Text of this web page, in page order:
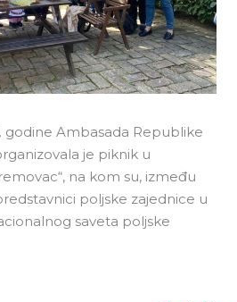
godine Ambasada Republike
je piknik u
na kom su, između
poljske zajednice u
saveta poljske